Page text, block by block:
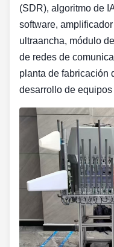
(SDR), algoritmo de
software,
ultraancha, módulo
de redes de
planta de fabricación
desarrollo de